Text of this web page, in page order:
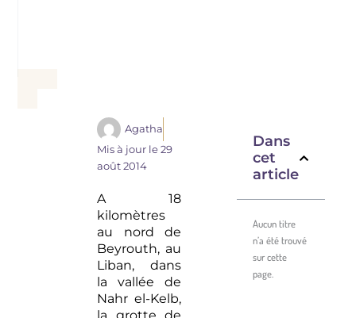
Agatha
Mis à jour le29
août 2014
A 18
kilomètres
au nord de
Beyrouth, au
Liban, dans
la vallée de
Nahr el-Kelb,
la grotte de
Dans
cet
article
Aucun titre
n’a été trouvé
sur cette
page.